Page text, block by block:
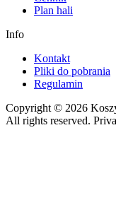
Plan hali
Info
Kontakt
Pliki do pobrania
Regulamin
Copyright © 2026
All rights reserved.